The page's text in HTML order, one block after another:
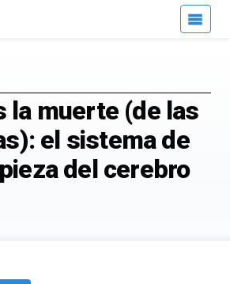
la muerte (de las
el sistema de
del cerebro